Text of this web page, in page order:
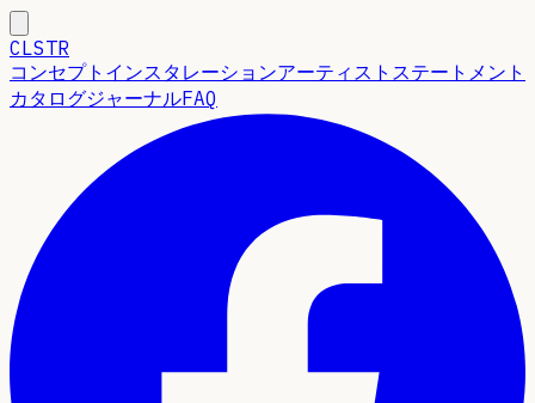
CLSTR
コンセプト インスタレーションアーティストステートメント
カタログジャーナルFAQ